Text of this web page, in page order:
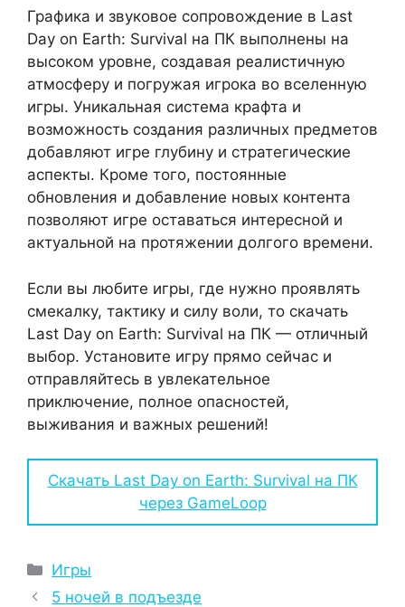
Графика и звуковое сопровождение в Last
Day on Earth: Survival на ПК выполнены на
высоком уровне, создавая реалистичную
атмосферу и погружая игрока во вселенную
игры. Уникальная система крафта и
возможность создания различных предметов
добавляют игре глубину и стратегические
аспекты. Кроме того, постоянные
обновления и добавление новых контента
позволяют игре оставаться интересной и
актуальной на протяжении долгого времени.
Если вы любите игры, где нужно проявлять
смекалку, тактику и силу воли, то скачать
Last Day on Earth: Survival на ПК — отличный
выбор. Установите игру прямо сейчас и
отправляйтесь в увлекательное
приключение, полное опасностей,
выживания и важных решений!
Скачать Last Day on Earth: Survival на ПК
через GameLoop
Рубрики
Игры
5 ночей в подъезде